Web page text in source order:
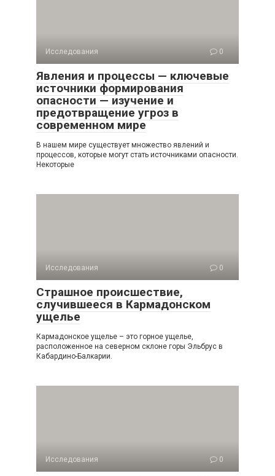
Исследования 0
Явления и процессы — ключевые
источники формирования
опасности — изучение и
предотвращение угроз в
современном мире
В нашем мире существует множество явлений и
процессов, которые могут стать источниками опасности.
Некоторые
Исследования 0
Страшное происшествие,
случившееся в Кармадонском
ущелье
Кармадонское ущелье – это горное ущелье,
расположенное на северном склоне горы Эльбрус в
Кабардино-Балкарии.
Исследования 0